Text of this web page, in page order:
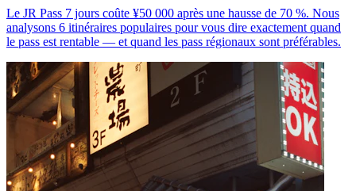
Le JR Pass 7 jours coûte ¥50 000 après une hausse de 70 %. Nous
analysons 6 itinéraires populaires pour vous dire exactement quand
le pass est rentable — et quand les pass régionaux sont préférables.